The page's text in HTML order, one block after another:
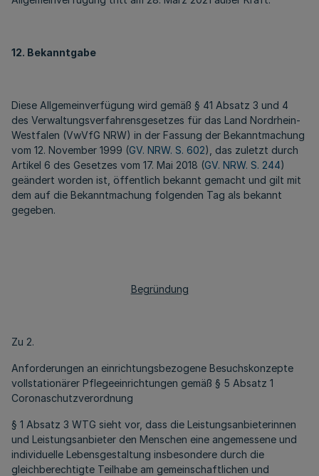
12. Bekanntgabe
Diese Allgemeinverfügung wird gemäß § 41 Absatz 3 und 4
des Verwaltungsverfahrensgesetzes für das Land Nordrhein-
Westfalen (VwVfG NRW) in der Fassung der Bekanntmachung
vom 12. November 1999 (GV. NRW. S. 602), das zuletzt durch
Artikel 6 des Gesetzes vom 17. Mai 2018 (GV. NRW. S. 244)
geändert worden ist, öffentlich bekannt gemacht und gilt mit
dem auf die Bekanntmachung folgenden Tag als bekannt
gegeben.
Begründung
Zu 2.
Anforderungen an einrichtungsbezogene Besuchskonzepte
vollstationärer Pflegeeinrichtungen gemäß § 5 Absatz 1
Coronaschutzverordnung
§ 1 Absatz 3 WTG sieht vor, dass die Leistungsanbieterinnen
und Leistungsanbieter den Menschen eine angemessene und
individuelle Lebensgestaltung insbesondere durch die
gleichberechtigte Teilhabe am gemeinschaftlichen und